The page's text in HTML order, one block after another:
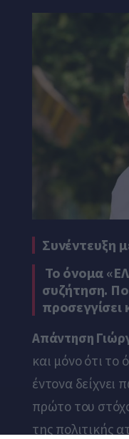
Συνέντευξη
Το όνομα
συζήτηση.
προσεγγίσει
Απάντηση
και μόνο ότι
έντονα δείχνει
πρώτο του
της πολιτικής